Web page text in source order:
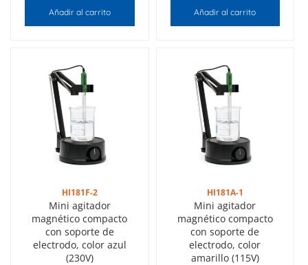
Añadir al carrito Añadir al carrito
HI181F-2
Mini agitador
magnético compacto
con soporte de
electrodo, color azul
(230V)
HI181A-1
Mini agitador
magnético compacto
con soporte de
electrodo, color
amarillo (115V)